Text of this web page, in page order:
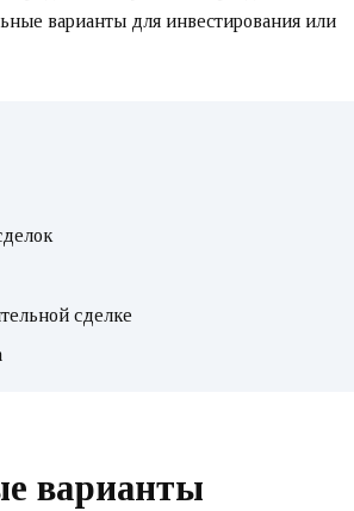
варианты для инвестирования или
сделке
варианты